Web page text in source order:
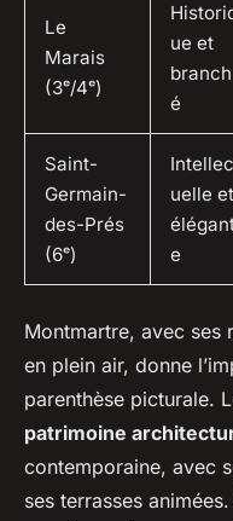
Le
Marais
(3ᵉ/4ᵉ)
ue et
branch
é
Saint-
Germain-
des-Prés
(6ᵉ)
uelle et
e
Montmartre, avec ses
en plein air, donne
parenthèse picturale.
patrimoine
contemporaine, avec
ses terrasses